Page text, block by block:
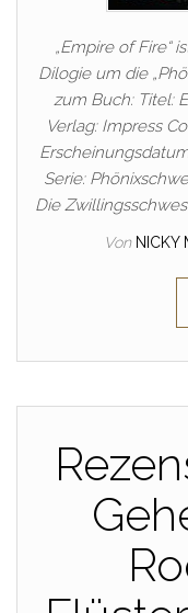
„Empire of Fire“
Dilogie um die
zum Buch: Titel:
Verlag: Impress
Serie:
Die
Von NICKY